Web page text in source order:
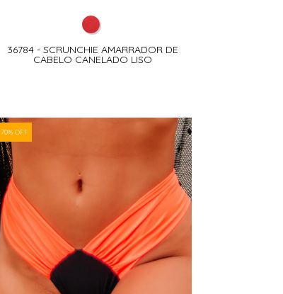
36784 - SCRUNCHIE AMARRADOR DE
CABELO CANELADO LISO
70% OFF